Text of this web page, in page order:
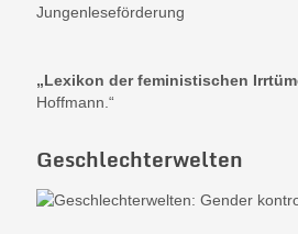
Jungenleseförderung
„Lexikon der feministischen
Hoffmann.“
Geschlechterwelten